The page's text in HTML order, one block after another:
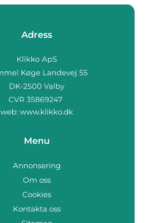
Adress
web: www.klikko.dk
Menu
Annonsering
Om oss
Cookies
Kontakta oss